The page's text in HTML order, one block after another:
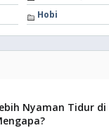
Hobi
Nyaman Tidur